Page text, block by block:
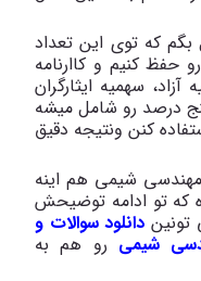
که توی این تعداد
حفظ کنیم و کاارنامه
سهمیه ایثارگران
درصد رو شامل میشه
کنن ونتیجه دقیق
مهندسی شیمی هم اینه
که تو ادامه توضیحش
دانلود سوالات و
شیمی رو هم به